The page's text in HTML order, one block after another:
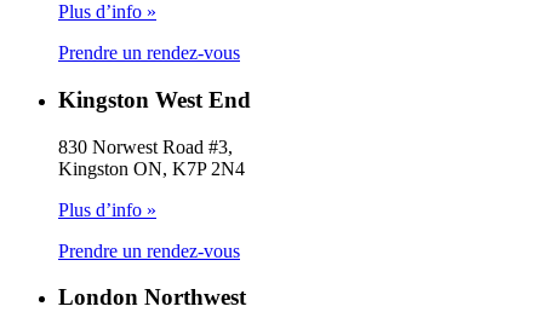
Plus d’info »
Prendre un rendez-vous
Kingston West End
830 Norwest Road #3,
Kingston ON, K7P 2N4
Plus d’info »
Prendre un rendez-vous
London Northwest